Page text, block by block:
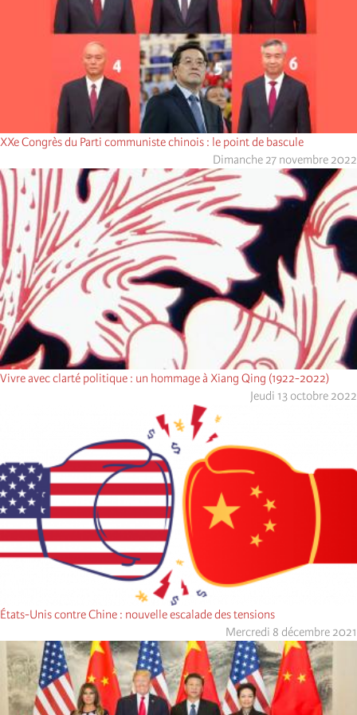
XXe Congrès du Parti communiste chinois : le point de bascule
Dimanche 27 novembre 2022
Vivre avec clarté politique : un hommage à Xiang Qing (1922-2022)
Jeudi 13 octobre 2022
États-Unis contre Chine : nouvelle escalade des tensions
Mercredi 8 décembre 2021